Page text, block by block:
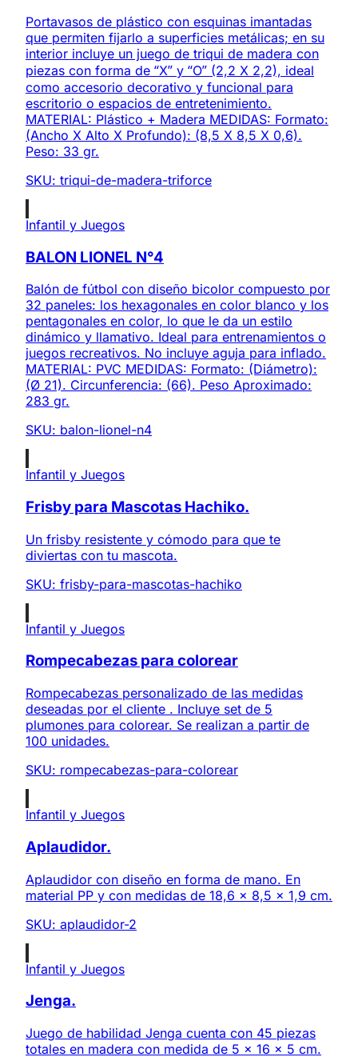
Portavasos de plástico con esquinas imantadas
que permiten fijarlo a superficies metálicas; en su
interior incluye un juego de triqui de madera con
piezas con forma de “X” y “O” (2,2 X 2,2), ideal
como accesorio decorativo y funcional para
escritorio o espacios de entretenimiento.
MATERIAL: Plástico + Madera MEDIDAS: Formato:
(Ancho X Alto X Profundo): (8,5 X 8,5 X 0,6).
Peso: 33 gr.
SKU: triqui-de-madera-triforce
Infantil y Juegos
BALON LIONEL N°4
Balón de fútbol con diseño bicolor compuesto por
32 paneles: los hexagonales en color blanco y los
pentagonales en color, lo que le da un estilo
dinámico y llamativo. Ideal para entrenamientos o
juegos recreativos. No incluye aguja para inflado.
MATERIAL: PVC MEDIDAS: Formato: (Diámetro):
(Ø 21). Circunferencia: (66). Peso Aproximado:
283 gr.
SKU: balon-lionel-n4
Infantil y Juegos
Frisby para Mascotas Hachiko.
Un frisby resistente y cómodo para que te
diviertas con tu mascota.
SKU: frisby-para-mascotas-hachiko
Infantil y Juegos
Rompecabezas para colorear
Rompecabezas personalizado de las medidas
deseadas por el cliente . Incluye set de 5
plumones para colorear. Se realizan a partir de
100 unidades.
SKU: rompecabezas-para-colorear
Infantil y Juegos
Aplaudidor.
Aplaudidor con diseño en forma de mano. En
material PP y con medidas de 18,6 x 8,5 x 1,9 cm.
SKU: aplaudidor-2
Infantil y Juegos
Jenga.
Juego de habilidad Jenga cuenta con 45 piezas
totales en madera con medida de 5 x 16 x 5 cm.